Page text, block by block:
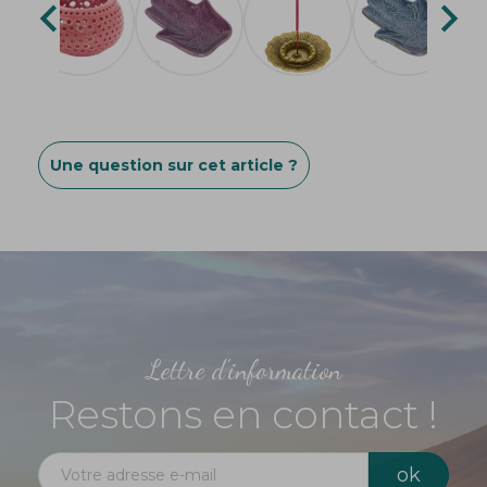
 
Une question sur cet article ?
Lettre d'information
Restons en contact !